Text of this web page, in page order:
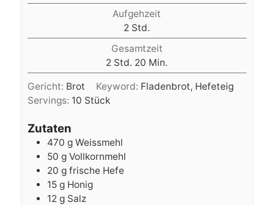
Aufgehzeit
2 Stunden
Std.
Gesamtzeit
2 Stunden
Std. 20 Minuten
Min.
Gericht: Brot Keyword: Fladenbrot, Hefeteig
Servings: 10 Stück
Zutaten
470 g Weissmehl
50 g Vollkornmehl
20 g frische Hefe
15 g Honig
12 g Salz